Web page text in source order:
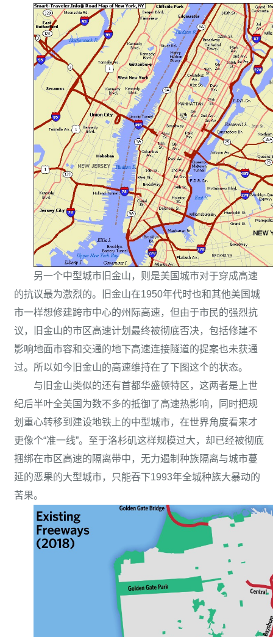
另一个中型城市旧金山，则是美国城市对于穿成高速
的抗议最为激烈的。旧金山在1950年代时也和其他美国城
市一样想修建跨市中心的州际高速，但由于市民的强烈抗
议，旧金山的市区高速计划最终被彻底否决，包括修建不
影响地面市容和交通的地下高速连接隧道的提案也未获通
过。所以如今旧金山的高速维持在了下图这个的状态。
与旧金山类似的还有首都华盛顿特区，这两者是上世
纪后半叶全美国为数不多的抵御了高速热影响，同时把规
划重心转移到建设地铁上的中型城市，在世界角度看来才
更像个“准一线”。至于洛杉矶这样规模过大，却已经被彻底
捆绑在市区高速的隔离带中，无力遏制种族隔离与城市蔓
延的恶果的大型城市，只能吞下1993年全城种族大暴动的
苦果。